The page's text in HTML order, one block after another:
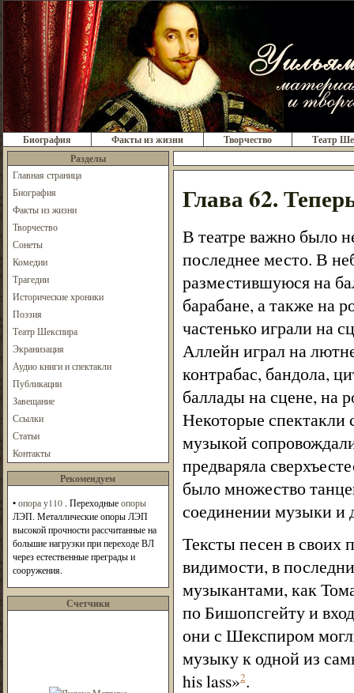
Биография Факты из жизни Творчество
Театр
Разделы
Главная страница
Биография
Факты из жизни
Творчество
Сонеты
Комедии
Трагедии
Исторические хроники
Поэзия
Театр Шекспира
Экранизация
Аудио книги и спектакли
Публикации
Завещание
Ссылки
Статьи
Контакты
Рекомендуем
•опора у110. Переходныеопоры
ЛЭП. Металлические опоры ЛЭП
высокой прочности рассчитанные на
большие нагрузки при переходе ВЛ
через естественные преграды и
сооружения.
Счетчики
Глава 62.
В театре важно было
последнее место. В
разместившуюся на
барабане, а также на
частенько играли на
Аллейн играл на
контрабас, бандола,
баллады на сцене, на
Некоторые
музыкой
предваряла
было множество
соединении музыки и
Тексты песен в своих
видимости, в
музыкантами, как
по Бишопсгейту и
они с Шекспиром
музыку к одной из
his lass»2.